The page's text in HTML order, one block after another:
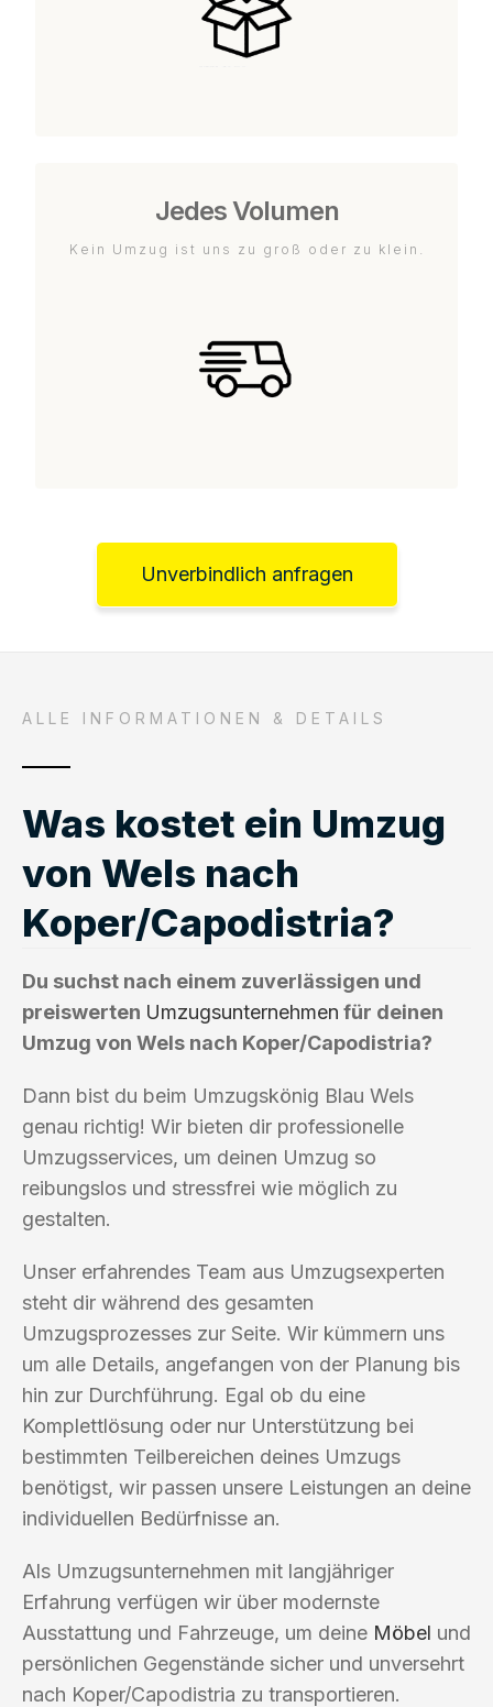
Jedes Volumen
Kein Umzug ist uns zu groß oder zu klein.
Unverbindlich anfragen
ALLE INFORMATIONEN & DETAILS
Was kostet ein Umzug
von Wels nach
Koper/Capodistria?
Du suchst nach einem zuverlässigen und
preiswerten Umzugsunternehmen für deinen
Umzug von Wels nach Koper/Capodistria?
Dann bist du beim Umzugskönig Blau Wels
genau richtig! Wir bieten dir professionelle
Umzugsservices, um deinen Umzug so
reibungslos und stressfrei wie möglich zu
gestalten.
Unser erfahrendes Team aus Umzugsexperten
steht dir während des gesamten
Umzugsprozesses zur Seite. Wir kümmern uns
um alle Details, angefangen von der Planung bis
hin zur Durchführung. Egal ob du eine
Komplettlösung oder nur Unterstützung bei
bestimmten Teilbereichen deines Umzugs
benötigst, wir passen unsere Leistungen an deine
individuellen Bedürfnisse an.
Als Umzugsunternehmen mit langjähriger
Erfahrung verfügen wir über modernste
Ausstattung und Fahrzeuge, um deine Möbel und
persönlichen Gegenstände sicher und unversehrt
nach Koper/Capodistria zu transportieren.